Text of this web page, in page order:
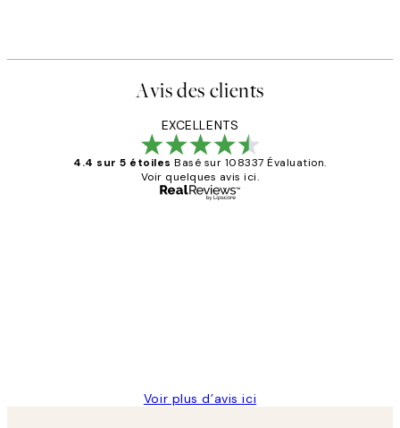
Avis des clients
EXCELLENTS
4.4 sur 5 étoiles Basé sur 108337 Évaluation.
Voir quelques avis ici.
Voir plus d’avis ici